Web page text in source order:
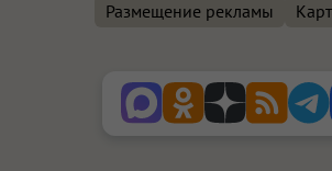
Размещение рекламы